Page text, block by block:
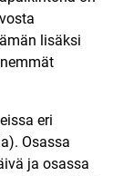
lisäksi
eri
Osassa
ja osassa